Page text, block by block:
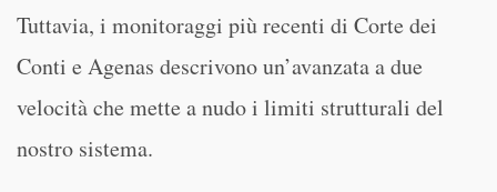
Tuttavia, i monitoraggi più recenti di Corte dei
Conti e Agenas descrivono un’avanzata a due
velocità che mette a nudo i limiti strutturali del
nostro sistema.